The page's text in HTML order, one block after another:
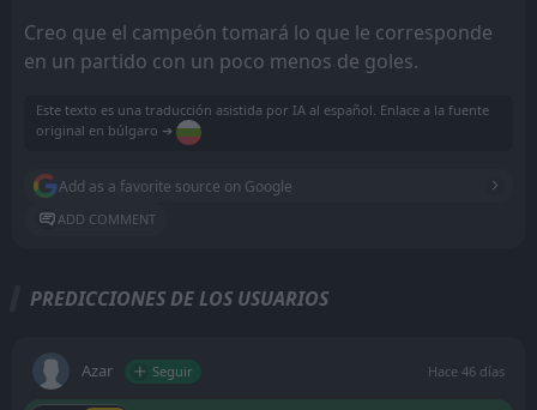
Creo que el campeón tomará lo que le corresponde
en un partido con un poco menos de goles.
Este texto es una traducción asistida por IA al español. Enlace a la fuente
original en búlgaro ➔
Add as a favorite source on Google
ADD COMMENT
PREDICCIONES DE LOS USUARIOS
Azar Seguir Hace 46 días